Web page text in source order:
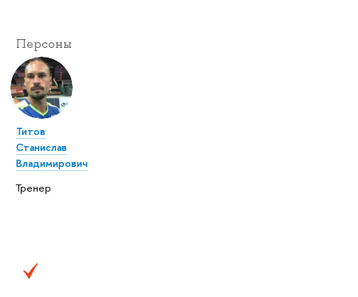
Персоны
Титов
Станислав
Владимирович
Тренер